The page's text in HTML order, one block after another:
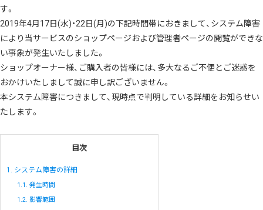
す。
2019年4月17日(水)・22日(月)の下記時間帯におきまして、システム障害
により当サービスのショップページおよび管理者ページの閲覧ができな
い事象が発生いたしました。
ショップオーナー様、ご購入者の皆様には、多大なるご不便とご迷惑を
おかけいたしまして誠に申し訳ございません。
本システム障害につきまして、現時点で判明している詳細をお知らせい
たします。
目次
1. システム障害の詳細
1.1. 発生時間
1.2. 影響範囲